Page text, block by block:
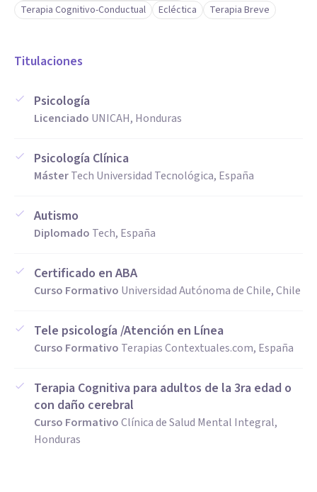
Terapia Cognitivo-Conductual
Ecléctica Terapia Breve
Titulaciones
Psicología
Licenciado UNICAH, Honduras
Psicología Clínica
MásterTech Universidad Tecnológica, España
Autismo
Diplomado Tech, España
Certificado en ABA
Curso Formativo Universidad Autónoma de Chile, Chile
Tele psicología /Atención en Línea
Curso Formativo Terapias Contextuales.com, España
Terapia Cognitiva para adultos de la 3ra edad o
con daño cerebral
Curso FormativoClínica de Salud Mental Integral,
Honduras